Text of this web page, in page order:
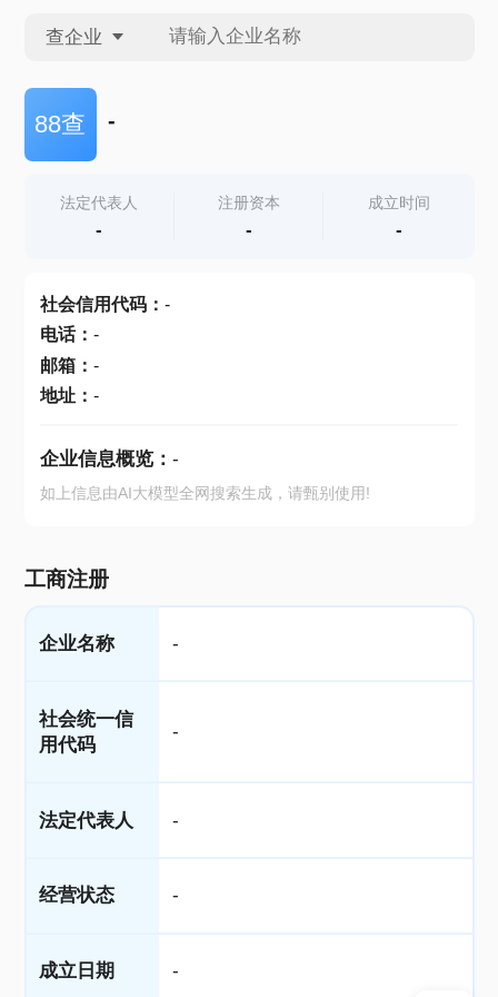
查企业
查企业
查产地
88查 -
法定代表人
-
注册资本
-
成立时间
-
社会信用代码： -
电话： -
邮箱： -
地址： -
企业信息概览： -
如上信息由AI大模型全网搜索生成，请甄别使用!
工商注册
企业名称 -
社会统一信
用代码
-
法定代表人 -
经营状态 -
成立日期 -